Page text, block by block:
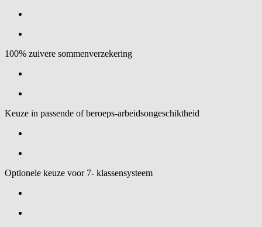
100% zuivere sommenverzekering
Keuze in passende of beroeps-arbeidsongeschiktheid
Optionele keuze voor 7- klassensysteem